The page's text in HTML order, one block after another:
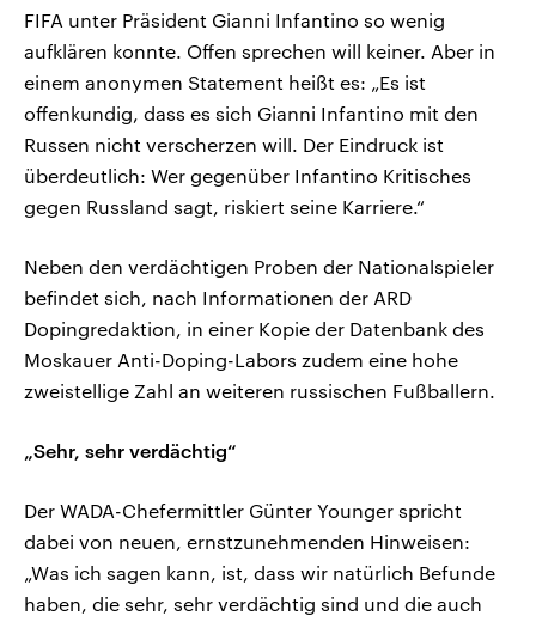
FIFA unter Präsident Gianni Infantino so wenig
aufklären konnte. Offen sprechen will keiner. Aber in
einem anonymen Statement heißt es: „Es ist
offenkundig, dass es sich Gianni Infantino mit den
Russen nicht verscherzen will. Der Eindruck ist
überdeutlich: Wer gegenüber Infantino Kritisches
gegen Russland sagt, riskiert seine Karriere.“
Neben den verdächtigen Proben der Nationalspieler
befindet sich, nach Informationen der ARD
Dopingredaktion, in einer Kopie der Datenbank des
Moskauer Anti-Doping-Labors zudem eine hohe
zweistellige Zahl an weiteren russischen Fußballern.
„Sehr, sehr verdächtig“
Der WADA-Chefermittler Günter Younger spricht
dabei von neuen, ernstzunehmenden Hinweisen:
„Was ich sagen kann, ist, dass wir natürlich Befunde
haben, die sehr, sehr verdächtig sind und die auch